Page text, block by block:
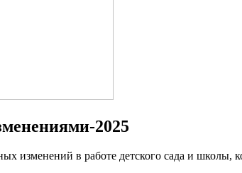
2025
изменений в работе детского сада и школы,